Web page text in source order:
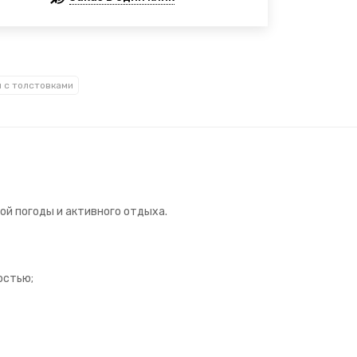
толстовками
погоды и активного отдыха.